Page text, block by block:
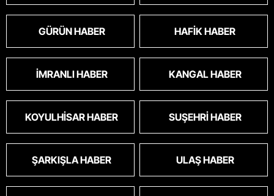
GÜRÜN HABER HAFIK HABER
İMRANLI HABER KANGAL HABER
KOYULHISAR HABER SUŞEHRI HABER
ŞARKIŞLA HABER ULAŞ HABER